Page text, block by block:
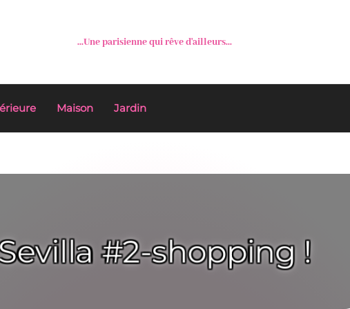
...Une parisienne qui rêve d'ailleurs...
Maison Jardin
Sevilla #2-shopping !